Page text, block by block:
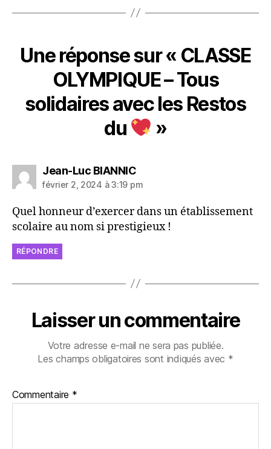
Une réponse sur « CLASSE
OLYMPIQUE – Tous
solidaires avec les Restos
du
»
Jean-Luc BIANNICdit :
février 2, 2024 à 3:19 pm
Quel honneur d’exercer dans un établissement
scolaire au nom si prestigieux !
RÉPONDRE
Laisser un commentaire
Votre adresse e-mail ne sera pas publiée.
Les champs obligatoires sont indiqués avec *
Commentaire *